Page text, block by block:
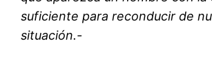
suficiente para reconducir de
situación.-